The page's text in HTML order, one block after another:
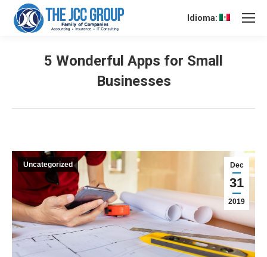
Idioma:
5 Wonderful Apps for Small
Businesses
Dec
31
2019
Uncategorized